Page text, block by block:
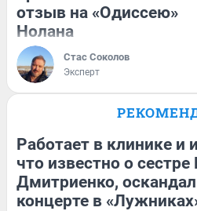
отзыв на «Одиссею»
Нолана
Стас Соколов
Эксперт
Работает в клинике и
что известно о сестре
Дмитриенко,
концерте в